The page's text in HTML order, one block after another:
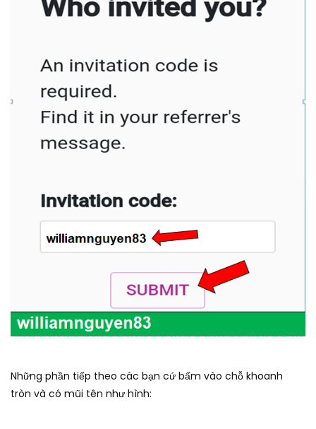
Những phần tiếp theo các bạn cứ bấm vào chỗ khoanh
tròn và có mũi tên như hình: